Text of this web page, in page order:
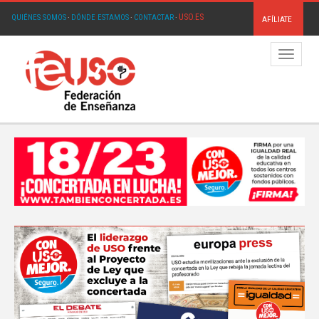
QUIÉNES SOMOS· DÓNDE ESTAMOS· CONTACTAR· USO.ES AFÍLIATE
Menú